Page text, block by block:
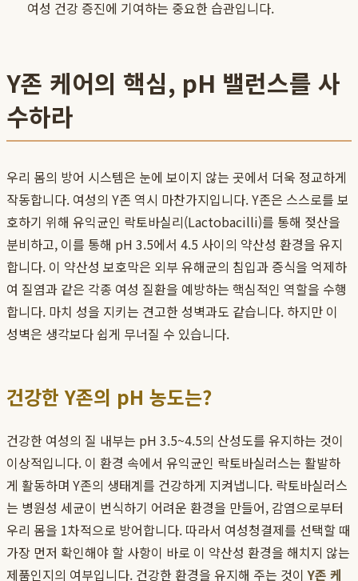
여성 건강 증진에 기여하는 중요한 습관입니다.
Y존 케어의 핵심, pH 밸런스를 사
수하라
우리 몸의 방어 시스템은 눈에 보이지 않는 곳에서 더욱 정교하게
작동합니다. 여성의 Y존 역시 마찬가지입니다. Y존은 스스로를 보
호하기 위해 유익균인 락토바실리(Lactobacilli)를 통해 젖산을
분비하고, 이를 통해 pH 3.5에서 4.5 사이의 약산성 환경을 유지
합니다. 이 약산성 보호막은 외부 유해균의 침입과 증식을 억제하
여 질염과 같은 각종 여성 질환을 예방하는 핵심적인 역할을 수행
합니다. 마치 성을 지키는 견고한 성벽과도 같습니다. 하지만 이
성벽은 생각보다 쉽게 무너질 수 있습니다.
건강한 Y존의 pH 농도는?
건강한 여성의 질 내부는 pH 3.5~4.5의 산성도를 유지하는 것이
이상적입니다. 이 환경 속에서 유익균인 락토바실러스는 활발하
게 활동하며 Y존의 생태계를 건강하게 지켜냅니다. 락토바실러스
는 병원성 세균이 번식하기 어려운 환경을 만들어, 감염으로부터
우리 몸을 1차적으로 방어합니다. 따라서 여성청결제를 선택할 때
가장 먼저 확인해야 할 사항이 바로 이 약산성 환경을 해치지 않는
제품인지의 여부입니다. 건강한 환경을 유지해 주는 것이Y존 케